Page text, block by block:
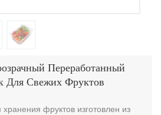
Переработанный
Для Свежих Фруктов
фруктов изготовлен из